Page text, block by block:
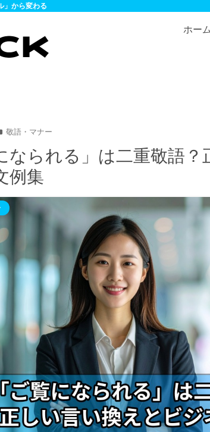
」から変わる
ホーム
敬語・マナー
なられる」は二重敬語
例集